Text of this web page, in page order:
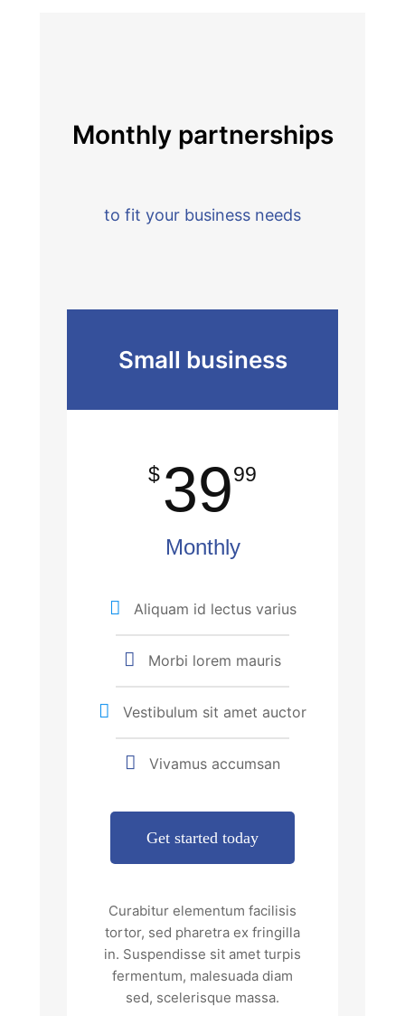
Monthly partnerships
to fit your business needs
Small business
$3999
Monthly
Aliquam id lectus varius
Morbi lorem mauris
Vestibulum sit amet auctor
Vivamus accumsan
Get started today
Curabitur elementum facilisis
tortor, sed pharetra ex fringilla
in. Suspendisse sit amet turpis
fermentum, malesuada diam
sed, scelerisque massa.